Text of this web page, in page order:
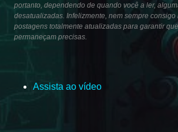
portanto, dependendo de quando você a ler,
desatualizadas. Infelizmente, nem sempre consigo
postagens totalmente atualizadas para garantir
permaneçam precisas.
Assista ao vídeo